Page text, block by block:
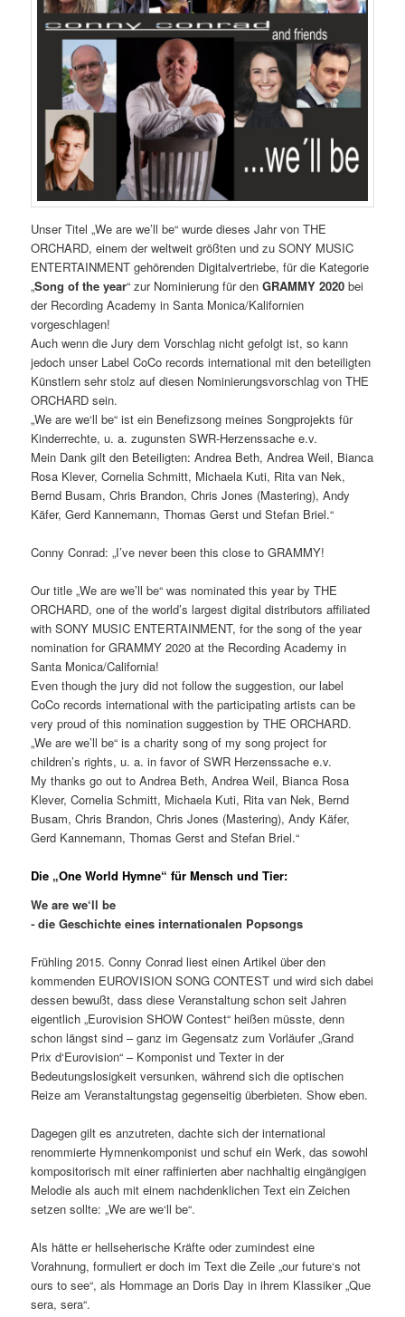
Unser Titel „We are we’ll be“ wurde dieses Jahr von THE
ORCHARD, einem der weltweit größten und zu SONY MUSIC
ENTERTAINMENT gehörenden Digitalvertriebe, für die Kategorie
„Song of the year“ zur Nominierung für denGRAMMY 2020 bei
der Recording Academy in Santa Monica/Kalifornien
vorgeschlagen!
Auch wenn die Jury dem Vorschlag nicht gefolgt ist, so kann
jedoch unser Label CoCo records international mit den beteiligten
Künstlern sehr stolz auf diesen Nominierungsvorschlag von THE
ORCHARD sein.
„We are we‘ll be“ ist ein Benefizsong meines Songprojekts für
Kinderrechte, u. a. zugunsten SWR-Herzenssache e.v.
Mein Dank gilt den Beteiligten: Andrea Beth, Andrea Weil, Bianca
Rosa Klever, Cornelia Schmitt, Michaela Kuti, Rita van Nek,
Bernd Busam, Chris Brandon, Chris Jones (Mastering), Andy
Käfer, Gerd Kannemann, Thomas Gerst und Stefan Briel.“
Conny Conrad: „I’ve never been this close to GRAMMY!
Our title „We are we’ll be“ was nominated this year by THE
ORCHARD, one of the world’s largest digital distributors affiliated
with SONY MUSIC ENTERTAINMENT, for the song of the year
nomination for GRAMMY 2020 at the Recording Academy in
Santa Monica/California!
Even though the jury did not follow the suggestion, our label
CoCo records international with the participating artists can be
very proud of this nomination suggestion by THE ORCHARD.
„We are we’ll be“ is a charity song of my song project for
children’s rights, u. a. in favor of SWR Herzenssache e.v.
My thanks go out to Andrea Beth, Andrea Weil, Bianca Rosa
Klever, Cornelia Schmitt, Michaela Kuti, Rita van Nek, Bernd
Busam, Chris Brandon, Chris Jones (Mastering), Andy Käfer,
Gerd Kannemann, Thomas Gerst and Stefan Briel.“
Die „One World Hymne“ für Mensch und Tier:
We are we‘ll be
⁃ die Geschichte eines internationalen Popsongs
Frühling 2015. Conny Conrad liest einen Artikel über den
kommenden EUROVISION SONG CONTEST und wird sich dabei
dessen bewußt, dass diese Veranstaltung schon seit Jahren
eigentlich „Eurovision SHOW Contest“ heißen müsste, denn
schon längst sind – ganz im Gegensatz zum Vorläufer „Grand
Prix d‘Eurovision“ – Komponist und Texter in der
Bedeutungslosigkeit versunken, während sich die optischen
Reize am Veranstaltungstag gegenseitig überbieten. Show eben.
Dagegen gilt es anzutreten, dachte sich der international
renommierte Hymnenkomponist und schuf ein Werk, das sowohl
kompositorisch mit einer raffinierten aber nachhaltig eingängigen
Melodie als auch mit einem nachdenklichen Text ein Zeichen
setzen sollte: „We are we‘ll be“.
Als hätte er hellseherische Kräfte oder zumindest eine
Vorahnung, formuliert er doch im Text die Zeile „our future‘s not
ours to see“, als Hommage an Doris Day in ihrem Klassiker „Que
sera, sera“.